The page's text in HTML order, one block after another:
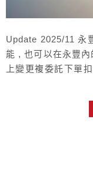
Update 2025/11 永
能 , 也可以在永豐
上變更複委託下單
或是當沖額度 融資
全都可以透過線上